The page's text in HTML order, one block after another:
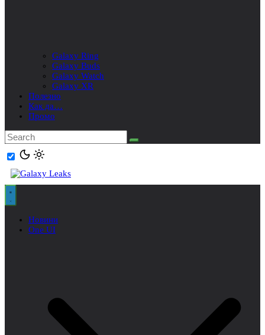
Galaxy Ring
Galaxy Buds
Galaxy Watch
Galaxy XR
Полезно
Как да…
Промо
Новини
One UI